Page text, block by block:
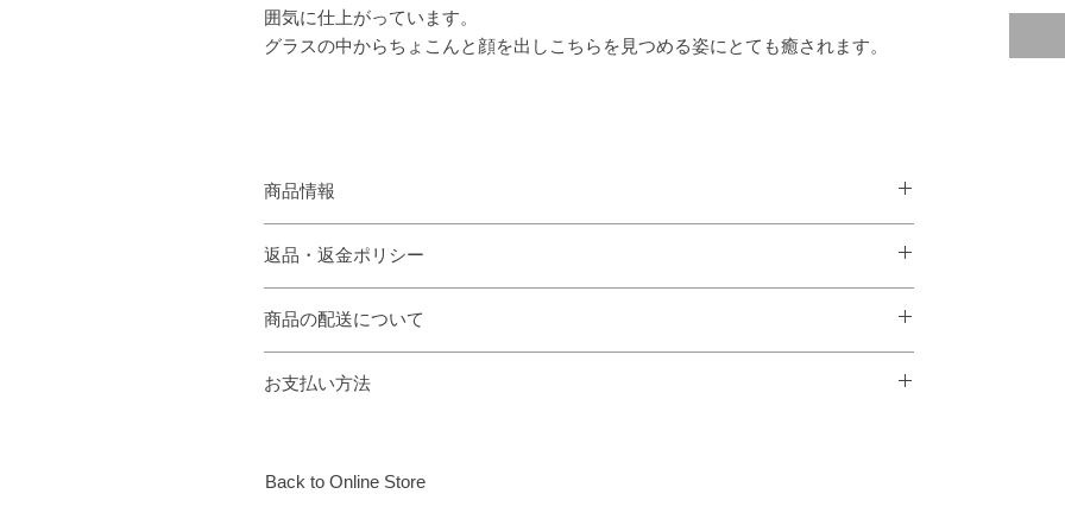
囲気に仕上がっています。
グラスの中からちょこんと顔を出しこちらを見つめる姿にとても癒されます。
商品情報
素材 ソフトガラス
細部まで大変繊細に作られております。お取り扱いには十分ご注意下さい。
専用の化粧箱がついておりますのでご贈答用としてもご利用いただけます。
返品・返金ポリシー
商品の配送について
表示されます。
お支払い方法
込みもご利用いただけます。
Back to Online Store